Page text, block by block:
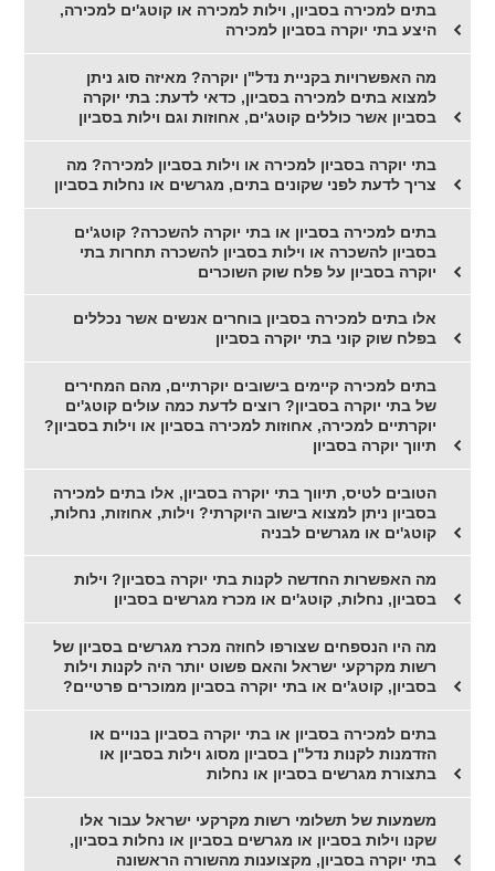
בתים למכירה בסביון, וילות למכירה או קוטג'ים למכירה,
היצע בתי יוקרה בסביון למכירה
מה האפשרויות בקניית נדל"ן יוקרה? מאיזה סוג ניתן
למצוא בתים למכירה בסביון, כדאי לדעת: בתי יוקרה
בסביון אשר כוללים קוטג'ים, אחוזות וגם וילות בסביון
בתי יוקרה בסביון למכירה או וילות בסביון למכירה? מה
צריך לדעת לפני שקונים בתים, מגרשים או נחלות בסביון
בתים למכירה בסביון או בתי יוקרה להשכרה? קוטג'ים
בסביון להשכרה או וילות בסביון להשכרה תחרות בתי
יוקרה בסביון על פלח שוק השוכרים
אלו בתים למכירה בסביון בוחרים אנשים אשר נכללים
בפלח שוק קוני בתי יוקרה בסביון
בתים למכירה קיימים בישובים יוקרתיים, מהם המחירים
של בתי יוקרה בסביון? רוצים לדעת כמה עולים קוטג'ים
יוקרתיים למכירה, אחוזות למכירה בסביון או וילות בסביון?
תיווך יוקרה בסביון
הטובים לטיס, תיווך בתי יוקרה בסביון, אלו בתים למכירה
בסביון ניתן למצוא בישוב היוקרתי? וילות, אחוזות, נחלות,
קוטג'ים או מגרשים לבניה
מה האפשרות החדשה לקנות בתי יוקרה בסביון? וילות
בסביון, נחלות, קוטג'ים או מכרז מגרשים בסביון
מה היו הנספחים שצורפו לחוזה מכרז מגרשים בסביון של
רשות מקרקעי ישראל והאם פשוט יותר היה לקנות וילות
בסביון, קוטג'ים או בתי יוקרה בסביון ממוכרים פרטיים?
בתים למכירה בסביון או בתי יוקרה בסביון בנויים או
הזדמנות לקנות נדל"ן בסביון מסוג וילות בסביון או
בתצורת מגרשים בסביון או נחלות
משמעות של תשלומי רשות מקרקעי ישראל עבור אלו
שקנו וילות בסביון או מגרשים בסביון או נחלות בסביון,
בתי יוקרה בסביון, מקצוענות מהשורה הראשונה